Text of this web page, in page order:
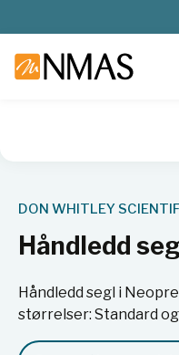
DON WHITLEY
Håndledd
Håndledd segl i
størrelser: Standard